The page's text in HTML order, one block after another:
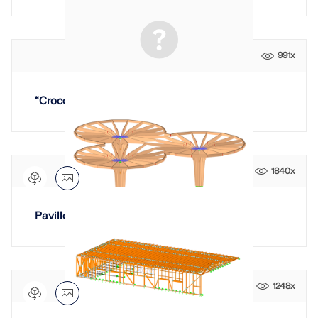
Dlubal API
Ihr Tor zur parametrischen Modellierung und
Automatisierung
API entdecken
KOSTENLOSE LIZENZ ERHALTEN
MIT DEM SUPPORT IN VERBINDUNG TRETEN
OFFENE STELLEN ENTDECKEN
991x
“Crocodile” Building in Lokstadt, Winterthur
1840x
Pavillon Furnierschichtholz Dänemark
1248x